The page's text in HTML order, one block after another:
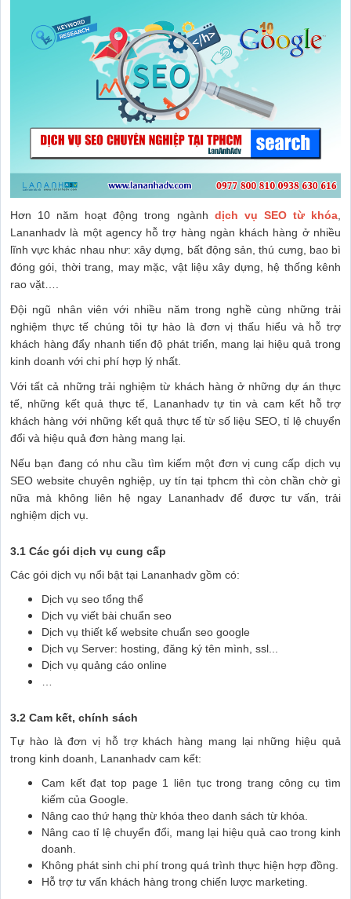
Hơn 10 năm hoạt động trong ngành dịch vụ SEO từ khóa,
Lananhadv là một agency hỗ trợ hàng ngàn khách hàng ở nhiều
lĩnh vực khác nhau như: xây dựng, bất động sản, thú cưng, bao bì
đóng gói, thời trang, may mặc, vật liệu xây dựng, hệ thống kênh
rao vặt….
Đội ngũ nhân viên với nhiều năm trong nghề cùng những trải
nghiệm thực tế chúng tôi tự hào là đơn vị thấu hiểu và hỗ trợ
khách hàng đẩy nhanh tiến độ phát triển, mang lại hiệu quả trong
kinh doanh với chi phí hợp lý nhất.
Với tất cả những trải nghiệm từ khách hàng ở những dự án thực
tế, những kết quả thực tế, Lananhadv tự tin và cam kết hỗ trợ
khách hàng với những kết quả thực tế từ số liệu SEO, tỉ lệ chuyển
đổi và hiệu quả đơn hàng mang lại.
Nếu bạn đang có nhu cầu tìm kiếm một đơn vị cung cấp dịch vụ
SEO website chuyên nghiệp, uy tín tại tphcm thì còn chần chờ gì
nữa mà không liên hệ ngay Lananhadv để được tư vấn, trải
nghiệm dịch vụ.
3.1 Các gói dịch vụ cung cấp
Các gói dịch vụ nổi bật tại Lananhadv gồm có:
Dịch vụ seo tổng thể
Dịch vụ viết bài chuẩn seo
Dịch vụ thiết kế website chuẩn seo google
Dịch vụ Server: hosting, đăng ký tên mình, ssl...
Dịch vụ quảng cáo online
…
3.2 Cam kết, chính sách
Tự hào là đơn vị hỗ trợ khách hàng mang lại những hiệu quả
trong kinh doanh, Lananhadv cam kết:
Cam kết đạt top page 1 liên tục trong trang công cụ tìm
kiếm của Google.
Nâng cao thứ hạng thừ khóa theo danh sách từ khóa.
Nâng cao tỉ lệ chuyển đổi, mang lại hiệu quả cao trong kinh
doanh.
Không phát sinh chi phí trong quá trình thực hiện hợp đồng.
Hỗ trợ tư vấn khách hàng trong chiến lược marketing.